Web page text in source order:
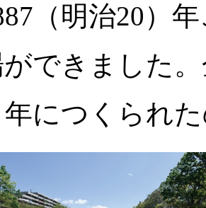
（明治20）
できました
年につくられ